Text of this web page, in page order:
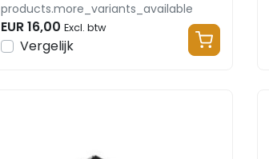
products.more_variants_available
EUR 16,00 Excl. btw
Vergelijk